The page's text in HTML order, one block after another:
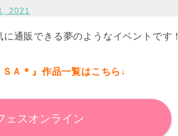
2021
通販できる夢のようなイベントです！
Ａ＊』作品一覧はこちら↓
ェスオンライン